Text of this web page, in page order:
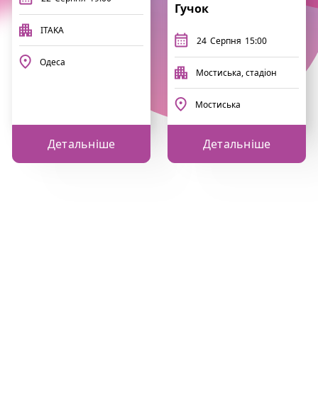
ITAKA
Одеса
Детальніше
Гучок
24 Серпня 15:00
Мостиська, стадіон
Мостиська
Детальніше